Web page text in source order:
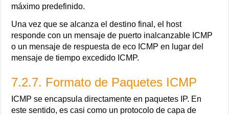
máximo predefinido.
Una vez que se alcanza el destino final, el host
responde con un mensaje de puerto inalcanzable ICMP
o un mensaje de respuesta de eco ICMP en lugar del
mensaje de tiempo excedido ICMP.
7.2.7. Formato de Paquetes ICMP
ICMP se encapsula directamente en paquetes IP. En
este sentido, es casi como un protocolo de capa de